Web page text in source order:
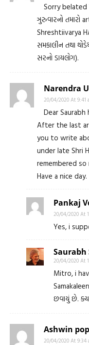
Sorry belated
ઞુરુવારનો તમારો
Shreshtiivarya
સમકાલીન તથા
સરનો ડાયલોગ).
Narendra
20/04/2020 At 9:41
Dear Saurabh
After the last
you to write
under late Shri
remembered so
Have a nice day.
Pankaj
20/04/2020 At
Yes, i
Saurabh
20/04/2020 At
Mitro, i
છવાયું છે.
Ashwin
20/04/2020 At 9:34